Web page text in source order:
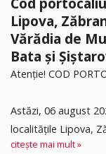
Lipova,
Vărădia de
Bata și
Atenție! COD
Astăzi, 06 august
localitățile Lipova,
citește mai mult »